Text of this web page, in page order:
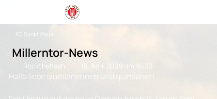
FC Sankt Pauli
Millerntor-News
Rocktheflash 16. April 2009 um 16:03
Hallo liebe qiumianerinen und qiumianer!